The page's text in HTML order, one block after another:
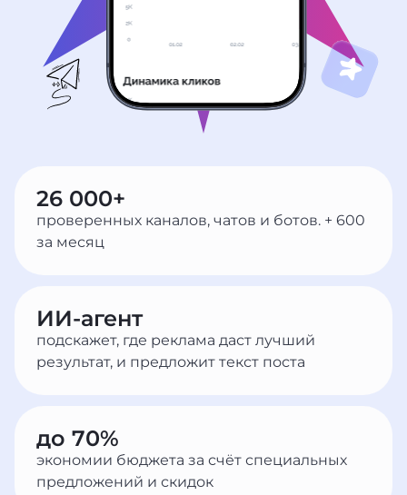
26 000+
проверенных каналов, чатов и ботов. + 600
за месяц
ИИ-агент
подскажет, где реклама даст лучший
результат, и предложит текст поста
до 70%
экономии бюджета за счёт специальных
предложений и скидок